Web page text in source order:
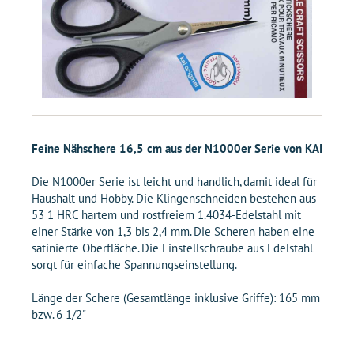
Feine Nähschere 16,5 cm aus der N1000er Serie von KAI
Die N1000er Serie ist leicht und handlich, damit ideal für
Haushalt und Hobby. Die Klingenschneiden bestehen aus
53 1 HRC hartem und rostfreiem 1.4034-Edelstahl mit
einer Stärke von 1,3 bis 2,4 mm. Die Scheren haben eine
satinierte Oberfläche. Die Einstellschraube aus Edelstahl
sorgt für einfache Spannungseinstellung.
Länge der Schere (Gesamtlänge inklusive Griffe): 165 mm
bzw. 6 1/2"